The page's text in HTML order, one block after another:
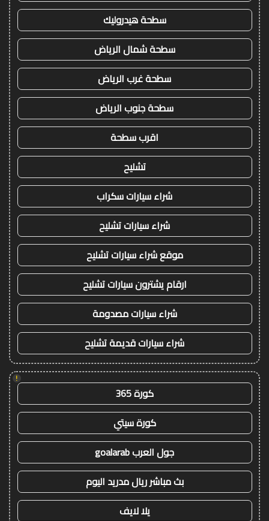
سطحة هيدروليك
سطحة شمال الرياض
سطحة غرب الرياض
سطحة جنوب الرياض
اقرب سطحة
تشليح
شراء سيارات سكراب
شراء سيارات تشليح
موقع شراء سيارات تشليح
ارقام يشترون سيارات تشليح
شراء سيارات مصدومة
شراء سيارات قديمة تشليح
!
كورة 365
كورة سيتي
جول العرب goalarab
بث مباشر ريال مدريد اليوم
يلا لايف